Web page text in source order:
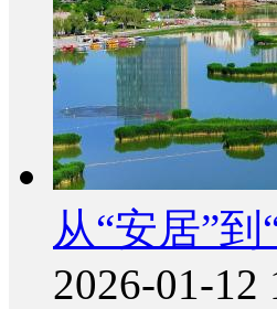
从“安居”
2026-01-12